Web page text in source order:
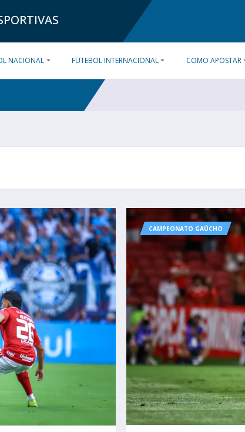
NACIONAL FUTEBOL INTERNACIONAL COMO APOSTAR
CAMPEONATO GAÚCHO